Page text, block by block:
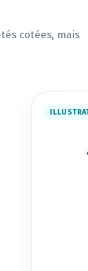
cotées, mais